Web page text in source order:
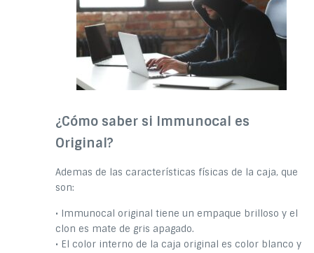
¿Cómo saber si Immunocal es
Original?
Ademas de las características físicas de la caja, que
son:
• Immunocal original tiene un empaque brilloso y el
clon es mate de gris apagado.
• El color interno de la caja original es color blanco y